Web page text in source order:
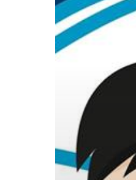
Presiona "ENTER"